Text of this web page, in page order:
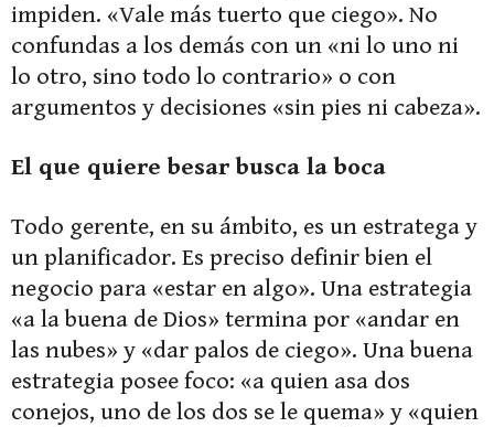
impiden. «Vale más tuerto que ciego». No
confundas a los demás con un «ni lo uno ni
lo otro, sino todo lo contrario» o con
argumentos y decisiones «sin pies ni cabeza».
El que quiere besar busca la boca
Todo gerente, en su ámbito, es un estratega y
un planificador. Es preciso definir bien el
negocio para «estar en algo». Una estrategia
«a la buena de Dios» termina por «andar en
las nubes» y «dar palos de ciego». Una buena
estrategia posee foco: «a quien asa dos
conejos, uno de los dos se le quema» y «quien